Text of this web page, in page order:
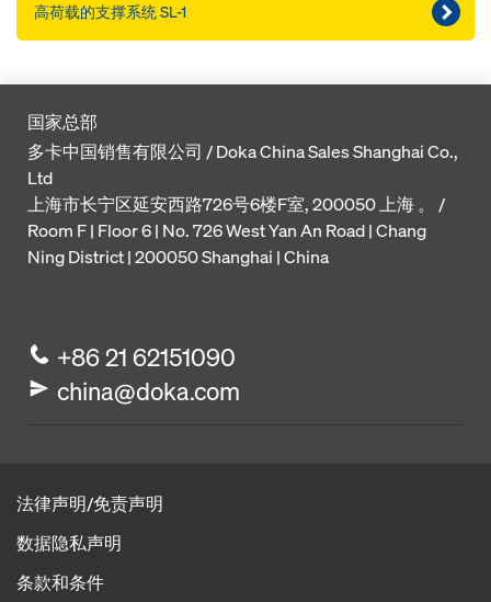
高荷载的支撑系统 SL-1
国家总部
多卡中国销售有限公司 / Doka China Sales Shanghai Co.,
Ltd
上海市长宁区延安西路726号6楼F室, 200050 上海 。 /
Room F | Floor 6 | No. 726 West Yan An Road | Chang
Ning District | 200050 Shanghai | China
+86 21 62151090
china@doka.com
法律声明/免责声明
数据隐私声明
条款和条件